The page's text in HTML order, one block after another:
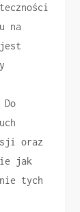
na
jest
oraz
jak
tych